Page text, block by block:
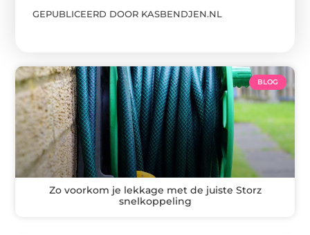
GEPUBLICEERD DOOR KASBENDJEN.NL
BLOG
Zo voorkom je lekkage met de juiste Storz
snelkoppeling